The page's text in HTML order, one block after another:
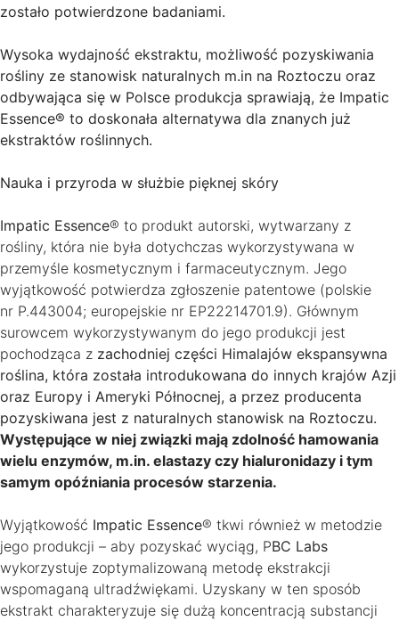
zostało potwierdzone badaniami.
Wysoka wydajność ekstraktu, możliwość pozyskiwania
rośliny ze stanowisk naturalnych m.in na Roztoczu oraz
odbywająca się w Polsce produkcja sprawiają, że Impatic
Essence® to doskonała alternatywa dla znanych już
ekstraktów roślinnych.
Nauka i przyroda w służbie pięknej skóry
Impatic Essence® to produkt autorski, wytwarzany z
rośliny, która nie była dotychczas wykorzystywana w
przemyśle kosmetycznym i farmaceutycznym. Jego
wyjątkowość potwierdza zgłoszenie patentowe (polskie
nr P.443004; europejskie nr EP22214701.9). Głównym
surowcem wykorzystywanym do jego produkcji jest
pochodząca z zachodniej części Himalajów ekspansywna
roślina, która została introdukowana do innych krajów Azji
oraz Europy i Ameryki Północnej, a przez producenta
pozyskiwana jest z naturalnych stanowisk na Roztoczu.
Występujące w niej związki mają zdolność hamowania
wielu enzymów, m.in. elastazy czy hialuronidazy i tym
samym opóźniania procesów starzenia.
Wyjątkowość Impatic Essence® tkwi również w metodzie
jego produkcji – aby pozyskać wyciąg, PBC Labs
wykorzystuje zoptymalizowaną metodę ekstrakcji
wspomaganą ultradźwiękami. Uzyskany w ten sposób
ekstrakt charakteryzuje się dużą koncentracją substancji